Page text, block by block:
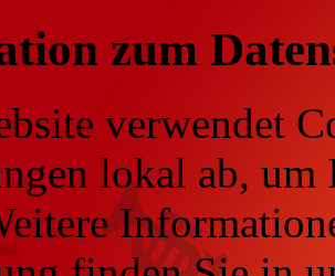
zum
verwendet
lokal ab, um